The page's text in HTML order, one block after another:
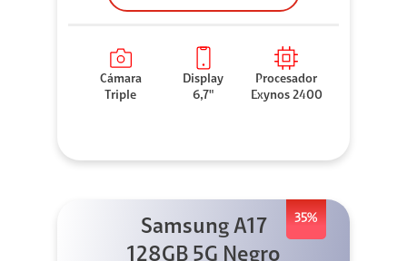
Cámara
Triple
Display
6,7"
Procesador
Exynos 2400
35%
Samsung A17
128GB 5G Negro